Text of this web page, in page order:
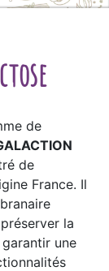
de
de
France. Il
la
une